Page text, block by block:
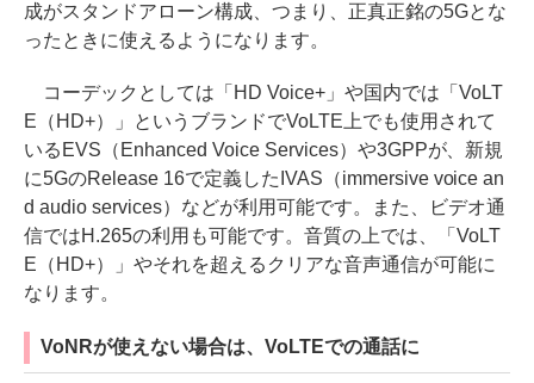
成がスタンドアローン構成、つまり、正真正銘の5Gとな
ったときに使えるようになります。
コーデックとしては「HD Voice+」や国内では「VoLT
E（HD+）」というブランドでVoLTE上でも使用されて
いるEVS（Enhanced Voice Services）や3GPPが、新規
に5GのRelease 16で定義したIVAS（immersive voice an
d audio services）などが利用可能です。また、ビデオ通
信ではH.265の利用も可能です。音質の上では、「VoLT
E（HD+）」やそれを超えるクリアな音声通信が可能に
なります。
VoNRが使えない場合は、VoLTEでの通話に